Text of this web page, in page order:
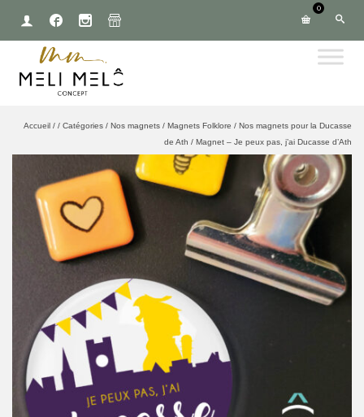
0
Accueil / / Catégories / Nos magnets / Magnets Folklore / Nos magnets pour la Ducasse
de Ath / Magnet – Je peux pas, j’ai Ducasse d’Ath